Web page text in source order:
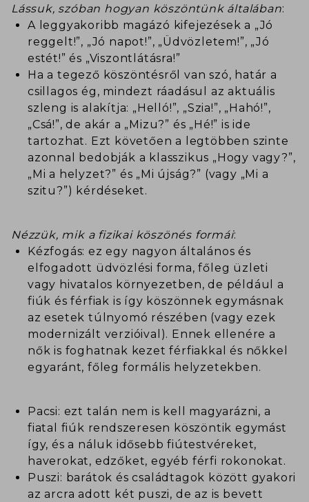
Lássuk, szóban hogyan köszöntünk általában:
A leggyakoribb magázó kifejezések a „Jó
reggelt!”, „Jó napot!”, „Üdvözletem!”, „Jó
estét!” és „Viszontlátásra!”
Ha a tegező köszöntésről van szó, határ a
csillagos ég, mindezt ráadásul az aktuális
szleng is alakítja: „Helló!”, „Szia!”, „Hahó!”,
„Csá!”, de akár a „Mizu?” és „Hé!” is ide
tartozhat. Ezt követően a legtöbben szinte
azonnal bedobják a klasszikus „Hogy vagy?”,
„Mi a helyzet?” és „Mi újság?” (vagy „Mi a
szitu?”) kérdéseket.
Nézzük, mik a fizikai köszönés formái:
Kézfogás: ez egy nagyon általános és
elfogadott üdvözlési forma, főleg üzleti
vagy hivatalos környezetben, de például a
fiúk és férfiak is így köszönnek egymásnak
az esetek túlnyomó részében (vagy ezek
modernizált verzióival). Ennek ellenére a
nők is foghatnak kezet férfiakkal és nőkkel
egyaránt, főleg formális helyzetekben.
Pacsi: ezt talán nem is kell magyarázni, a
fiatal fiúk rendszeresen köszöntik egymást
így, és a náluk idősebb fiútestvéreket,
haverokat, edzőket, egyéb férfi rokonokat.
Puszi: barátok és családtagok között gyakori
az arcra adott két puszi, de az is bevett